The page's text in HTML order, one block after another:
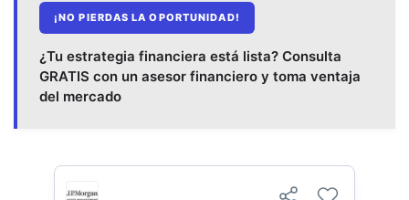
¡NO PIERDAS LA OPORTUNIDAD!
¿Tu estrategia financiera está lista? Consulta
GRATIS con un asesor financiero y toma ventaja
del mercado